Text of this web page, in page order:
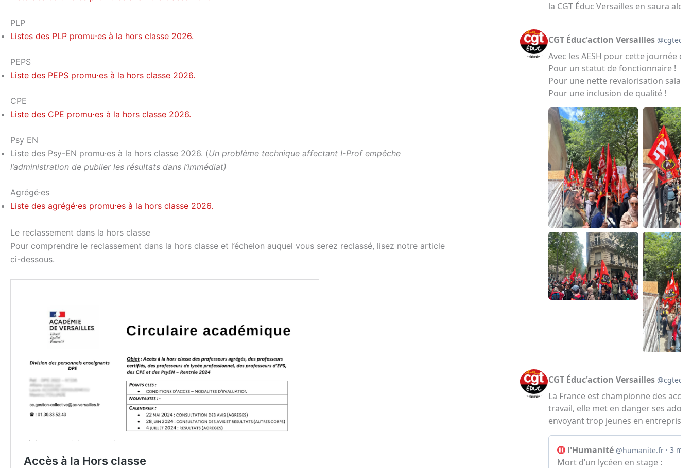
PLP
Listes des PLP promu⋅es à la hors classe 2026.
PEPS
Liste des PEPS promu⋅es à la hors classe 2026.
CPE
Liste des CPE promu⋅es à la hors classe 2026.
Psy EN
Liste des Psy-EN promu·es à la hors classe 2026. (Un problème technique affectant I-Prof empêche
l’administration de publier les résultats dans l’immédiat)
Agrégé·es
Liste des agrégé⋅es promu⋅es à la hors classe 2026.
Le reclassement dans la hors classe
Pour comprendre le reclassement dans la hors classe et l’échelon auquel vous serez reclassé, lisez notre article
ci-dessous.